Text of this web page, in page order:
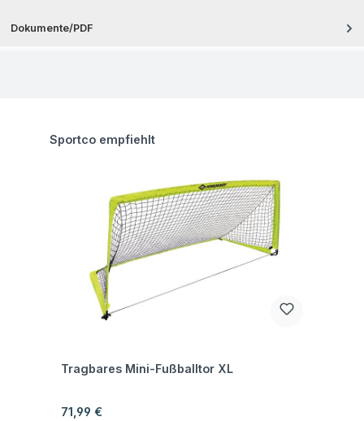
Dokumente/PDF
Produktgalerie überspringen
Sportco empfiehlt
Tragbares Mini-Fußballtor XL
Regulärer Preis:
71,99 €